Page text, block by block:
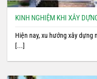
KINH NGHIỆM KHI XÂY
Hiện nay, xu hướng xây dựng
[...]